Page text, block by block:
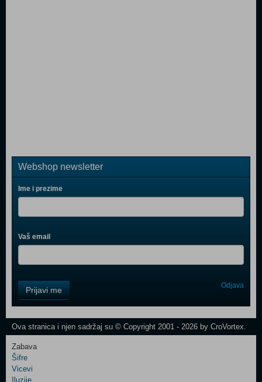
Webshop newsletter
Ime i prezime
Vaš email
Field
One
Control
Prijavi me Odjava
Ova stranica i njen sadržaj su © Copyright 2001 - 2026 by CroVortex.
Zabava
Šifre
Vicevi
Iluzije